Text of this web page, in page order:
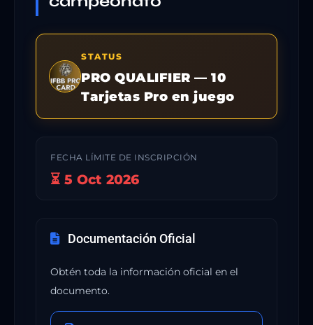
STATUS
PRO QUALIFIER — 10
Tarjetas Pro en juego
FECHA LÍMITE DE INSCRIPCIÓN
⏳ 5 Oct 2026
Documentación Oficial
Obtén toda la información oficial en el
documento.